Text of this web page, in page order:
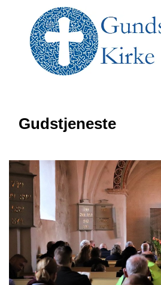
Gudstjeneste